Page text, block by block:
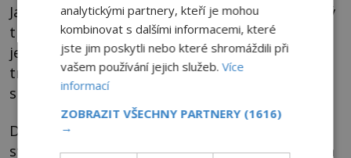
Jak může nepravidelná hora mít tak pravidelný
trojúhelníkový stín? Podle místních buddhistů
je to proto, že trojúhelník symbolizuje tzv.
trojité klenoty (Buddhu, jeho učení a
společenství mnichů).
Dokazují snad tyto záhadné skutečnosti to, že
stopa patří některé ze známých náboženských
analytickými partnery, kteří je mohou
kombinovat s dalšími informacemi, které
jste jim poskytli nebo které shromáždili při
vašem používání jejich služeb.Více
informací
ZOBRAZIT VŠECHNY PARTNERY (1616)
→